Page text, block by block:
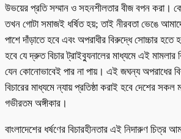
উভয়ের প্রতি সম্মান ও সহনশীলতার বীজ বপন করা।
তখন গোটা সমাজই ধর্ষিত হয়; তাই নীরবতা ভেঙে
পাশে দাঁড়াতে হবে এবং অপরাধীর বিরুদ্ধে সোচ্চার হতে
হবে যে দ্রুত বিচার ট্রাইব্যুনালের মাধ্যমে এই মামলার
যেন কোনোভাবেই পার না পায়। এই জঘন্য অপরাধের
বিচারের মাধ্যমে ন্যায় প্রতিষ্ঠা করাই হবে দেশের
গভীরতম অঙ্গীকার।
বাংলাদেশের ধর্ষণের বিচারহীনতার এই নিদারুণ চিত্র